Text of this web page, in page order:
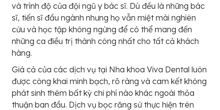
và trình độ của đội ngũ y bác sĩ. Dù đều là những bác
sĩ, tiến sĩ đầu ngành nhưng họ vẫn miệt mài nghiên
cứu và học tập không ngừng để có thể mang đến
những ca điều trị thành công nhất cho tất cả khách
hàng.
Giá cả của các dịch vụ tại Nha khoa Viva Dental luôn
được công khai minh bạch, rõ ràng và cam kết không
phát sinh thêm bất kỳ chi phí nào khác ngoài thỏa
thuận ban đầu. Dịch vụ bọc răng sứ thực hiện trên